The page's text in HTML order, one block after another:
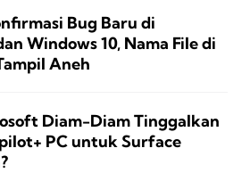
Bug Baru di
Windows 10, Nama File di
Aneh
Diam-Diam Tinggalkan
PC untuk Surface